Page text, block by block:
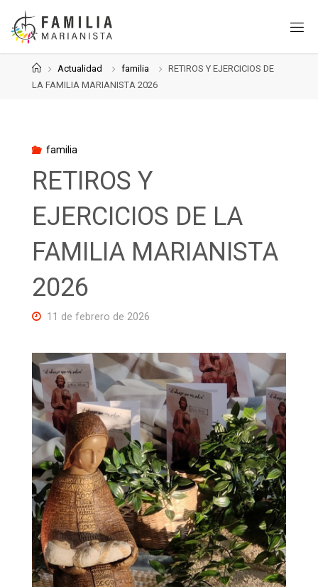
Saltar
contenido
Página
de
Actualidad familia
RETIROS Y EJERCICIOS DE
LA FAMILIA MARIANISTA 2026
familia
RETIROS Y
EJERCICIOS DE LA
FAMILIA MARIANISTA
2026
11 de febrero de 2026